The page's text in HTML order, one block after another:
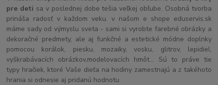
pre deti sa v poslednej dobe tešia veľkej obľube. Osobná tvorba
prináša radosť v každom veku. v našom e shope eduservis.sk
máme sady od výmyslu sveta - sami si vyrobte farebné obrázky a
dekoračné predmety, ale aj funkčné a estetické módne doplnky
pomocou korálok, piesku, mozaiky, vosku, glitrov, lepidiel,
vyškrabávacích obrázkov,modelovacích hmôt... Sú to práve tie
typy hračiek, ktoré Vaše dieťa na hodiny zamestnajú a z takéhoto
hrania si odnesie aj pridanú hodnotu.